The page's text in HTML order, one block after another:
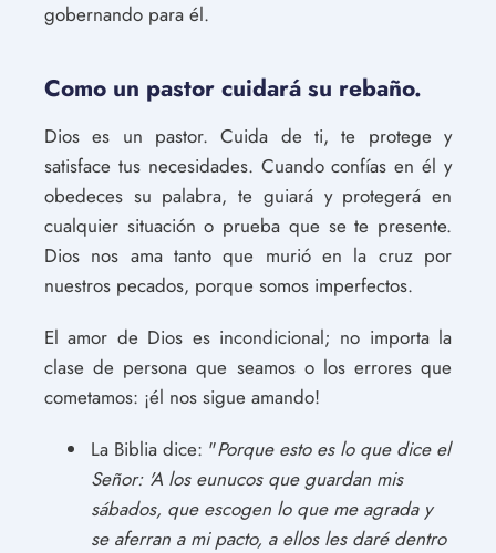
gobernando para él.
Como un pastor cuidará su rebaño.
Dios es un pastor. Cuida de ti, te protege y
satisface tus necesidades. Cuando confías en él y
obedeces su palabra, te guiará y protegerá en
cualquier situación o prueba que se te presente.
Dios nos ama tanto que murió en la cruz por
nuestros pecados, porque somos imperfectos.
El amor de Dios es incondicional; no importa la
clase de persona que seamos o los errores que
cometamos: ¡él nos sigue amando!
La Biblia dice: "Porque esto es lo que dice el
Señor: 'A los eunucos que guardan mis
sábados, que escogen lo que me agrada y
se aferran a mi pacto, a ellos les daré dentro